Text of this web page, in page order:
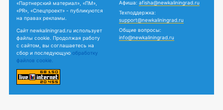
«Партнерский материал», «ПМ»,
«PR», «Спецпроект» - публикуются
на правах рекламы.
Сайт newkaliningrad.ru использует
файлы cookie. Продолжая работу
с сайтом, вы соглашаетесь на
сбор и последующую обработку
файлов cookie.
Афиша: afisha@newkaliningrad.ru
Техподдержка:
support@newkaliningrad.ru
Общие вопросы:
info@newkaliningrad.ru